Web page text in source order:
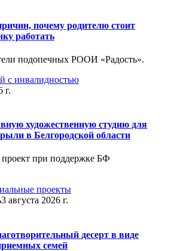
почему родителю стоит
работать
подопечных РООИ «Радость».
с инвалидностью
г.
художественную студию для
в Белгородской области
при поддержке БФ
проекты
3 августа 2026 г.
десерт в виде
семей